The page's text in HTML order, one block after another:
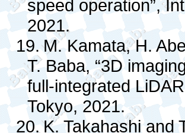
speed operation”,
2021.
19.M. Kamata, H.
T. Baba, “3D
full-integrated
Tokyo, 2021.
20.K. Takahashi and